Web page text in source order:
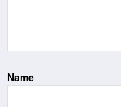
Name